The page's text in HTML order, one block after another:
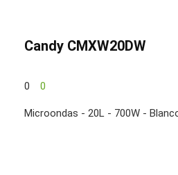
Candy CMXW20DW
0 0
Microondas - 20L - 700W -